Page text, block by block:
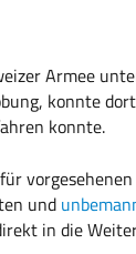
Armee
konnte
konnte.
und
in die